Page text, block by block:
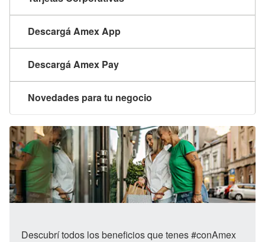
Descargá Amex App
Descargá Amex Pay
Novedades para tu negocio
Descubrí todos los beneficios que tenes #conAmex